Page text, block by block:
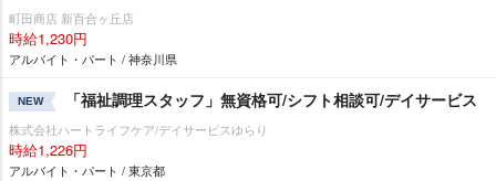
町田商店 新百合ヶ丘店
時給1,230円
アルバイト・パート / 神奈川県
NEW 「福祉調理スタッフ」無資格可/シフト相談可/デイサービス
株式会社ハートライフケア/デイサービスゆらり
時給1,226円
アルバイト・パート / 東京都